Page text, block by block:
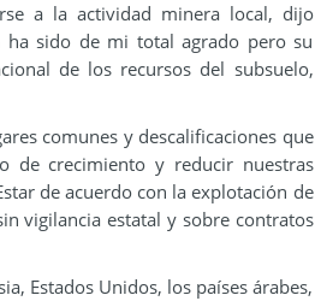
a la actividad minera local, dijo
ha sido de mi total agrado pero su
de los recursos del subsuelo,
comunes y descalificaciones que
de crecimiento y reducir nuestras
de acuerdo con la explotación de
vigilancia estatal y sobre contratos
Estados Unidos, los países árabes,